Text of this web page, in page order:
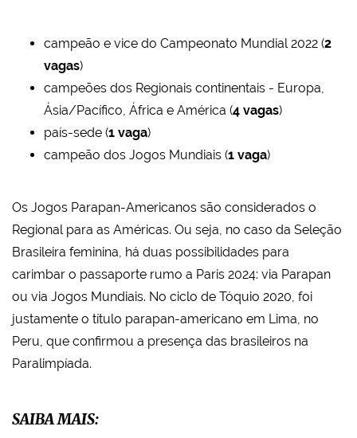
campeão e vice do Campeonato Mundial 2022 (2
vagas)
campeões dos Regionais continentais - Europa,
Ásia/Pacífico, África e América (4 vagas)
país-sede (1 vaga)
campeão dos Jogos Mundiais (1 vaga)
Os Jogos Parapan-Americanos são considerados o
Regional para as Américas. Ou seja, no caso da Seleção
Brasileira feminina, há duas possibilidades para
carimbar o passaporte rumo a Paris 2024: via Parapan
ou via Jogos Mundiais. No ciclo de Tóquio 2020, foi
justamente o título parapan-americano em Lima, no
Peru, que confirmou a presença das brasileiros na
Paralimpíada.
SAIBA MAIS: